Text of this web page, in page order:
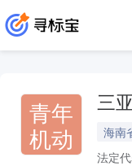
青年
机动
三
海南
法定代